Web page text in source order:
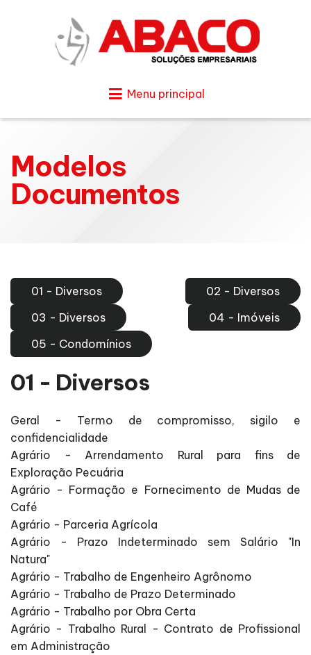
Menu principal
Modelos
Documentos
01 - Diversos
02 - Diversos
03 - Diversos
04 - Imóveis
05 - Condomínios
01 - Diversos
Geral - Termo de compromisso, sigilo e
confidencialidade
Agrário - Arrendamento Rural para fins de
Exploração Pecuária
Agrário - Formação e Fornecimento de Mudas de
Café
Agrário - Parceria Agrícola
Agrário - Prazo Indeterminado sem Salário "In
Natura"
Agrário - Trabalho de Engenheiro Agrônomo
Agrário - Trabalho de Prazo Determinado
Agrário - Trabalho por Obra Certa
Agrário - Trabalho Rural - Contrato de Profissional
em Administração